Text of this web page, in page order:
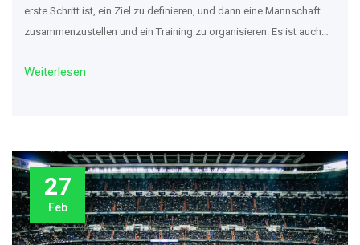
erste Schritt ist, ein Ziel zu definieren, und dann eine Mannschaft
zusammenzustellen und ein Training zu organisieren. Es ist auch
professionelles Team aufzubauen. Außerdem wird ein
und ein zuverlässiger Sponsor wichtig, um das Team bekannt zu
machen und es auf ein höheres Niveau zu bringen.
Weiterlesen
27
Feb